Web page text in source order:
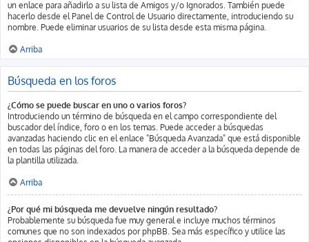
un enlace para añadirlo a su lista de Amigos y/o Ignorados. También puede
hacerlo desde el Panel de Control de Usuario directamente, introduciendo su
nombre. Puede eliminar usuarios de su lista desde esta misma página.
Arriba
Búsqueda en los foros
¿Cómo se puede buscar en uno o varios foros?
Introduciendo un término de búsqueda en el campo correspondiente del
buscador del índice, foro o en los temas. Puede acceder a búsquedas
avanzadas haciendo clic en el enlace "Búsqueda Avanzada" que está disponible
en todas las páginas del foro. La manera de acceder a la búsqueda depende de
la plantilla utilizada.
Arriba
¿Por qué mi búsqueda me devuelve ningún resultado?
Probablemente su búsqueda fue muy general e incluye muchos términos
comunes que no son indexados por phpBB. Sea más específico y utilice las